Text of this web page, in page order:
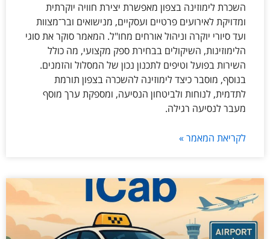
השכרת לימוזינה בצפון מאפשרת יצירת חוויה יוקרתית
ומדויקת לאירועים פרטיים ועסקיים, מנישואים ובר־מצוות
ועד סיורי יוקרה וניהול אורחים מחו"ל. המאמר סוקר את סוגי
הלימוזינות, השיקולים בבחירת ספק מקצועי, מה כולל
השירות בפועל וטיפים לתכנון נכון של המסלול והזמנים.
בנוסף, מוסבר כיצד לימוזינה להשכרה בצפון תורמת
לתדמית, לנוחות ולביטחון הנסיעה, ומספקת ערך מוסף
מעבר לנסיעה רגילה.
לקריאת המאמר »